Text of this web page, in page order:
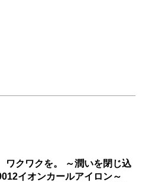
ワクワクを。 ～潤いを閉じ込
イオンカールアイロン～